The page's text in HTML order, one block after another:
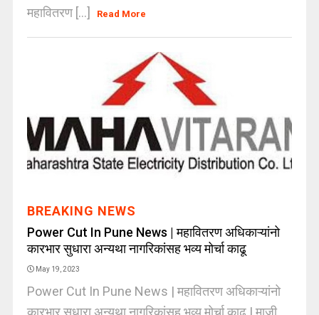
महावितरण [...]
Read More
BREAKING NEWS
Power Cut In Pune News | महावितरण अधिकाऱ्यांनो
कारभार सुधारा अन्यथा नागरिकांसह भव्य मोर्चा काढू
May 19, 2023
Power Cut In Pune News | महावितरण अधिकाऱ्यांनो
कारभार सुधारा अन्यथा नागरिकांसह भव्य मोर्चा काढू | माजी